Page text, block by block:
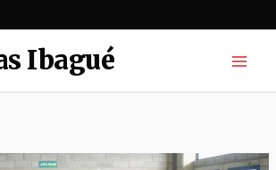
Ibagué